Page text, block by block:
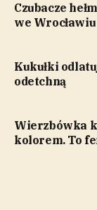
Czubacze
we Wrocławiu
Kukułki
odetchną
Wierzbówka
kolorem. To